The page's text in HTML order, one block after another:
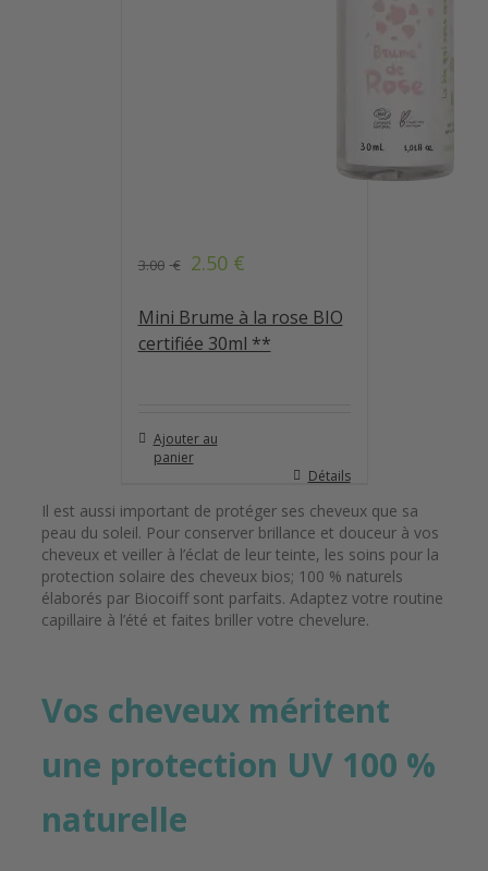
3.00 € 2.50 €
Mini Brume à la rose BIO
certifiée 30ml **
Ajouter au
panier
Détails
Il est aussi important de protéger ses cheveux que sa
peau du soleil. Pour conserver brillance et douceur à vos
cheveux et veiller à l’éclat de leur teinte, les soins pour la
protection solaire des cheveux bios; 100 % naturels
élaborés par Biocoiff sont parfaits. Adaptez votre routine
capillaire à l’été et faites briller votre chevelure.
Vos cheveux méritent
une protection UV 100 %
naturelle